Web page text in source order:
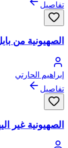
تفاصيل
الصهيونية من
إبراهيم الحارتي
تفاصيل
الصهيونية غير